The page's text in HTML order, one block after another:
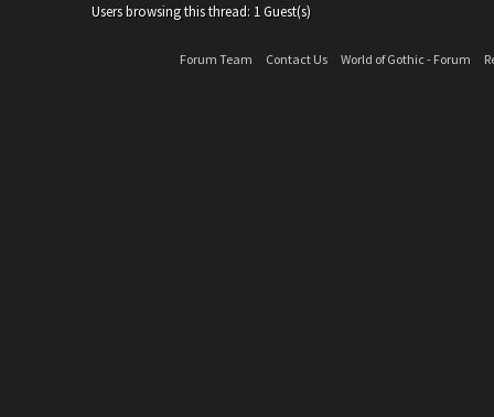
Users browsing this thread: 1 Guest(s)
Forum Team Contact Us World of Gothic - Forum